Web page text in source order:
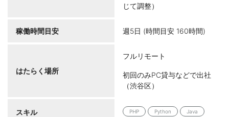
じて調整）
稼働時間目安 週5日 (時間目安 160時間)
はたらく場所
フルリモート
初回のみPC貸与などで出社
（渋谷区）
スキル PHP Python Java